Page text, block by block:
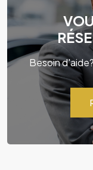
Besoin